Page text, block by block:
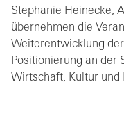
Stephanie Heinecke,
übernehmen die
Weiterentwicklung
Positionierung an der
Wirtschaft, Kultur und